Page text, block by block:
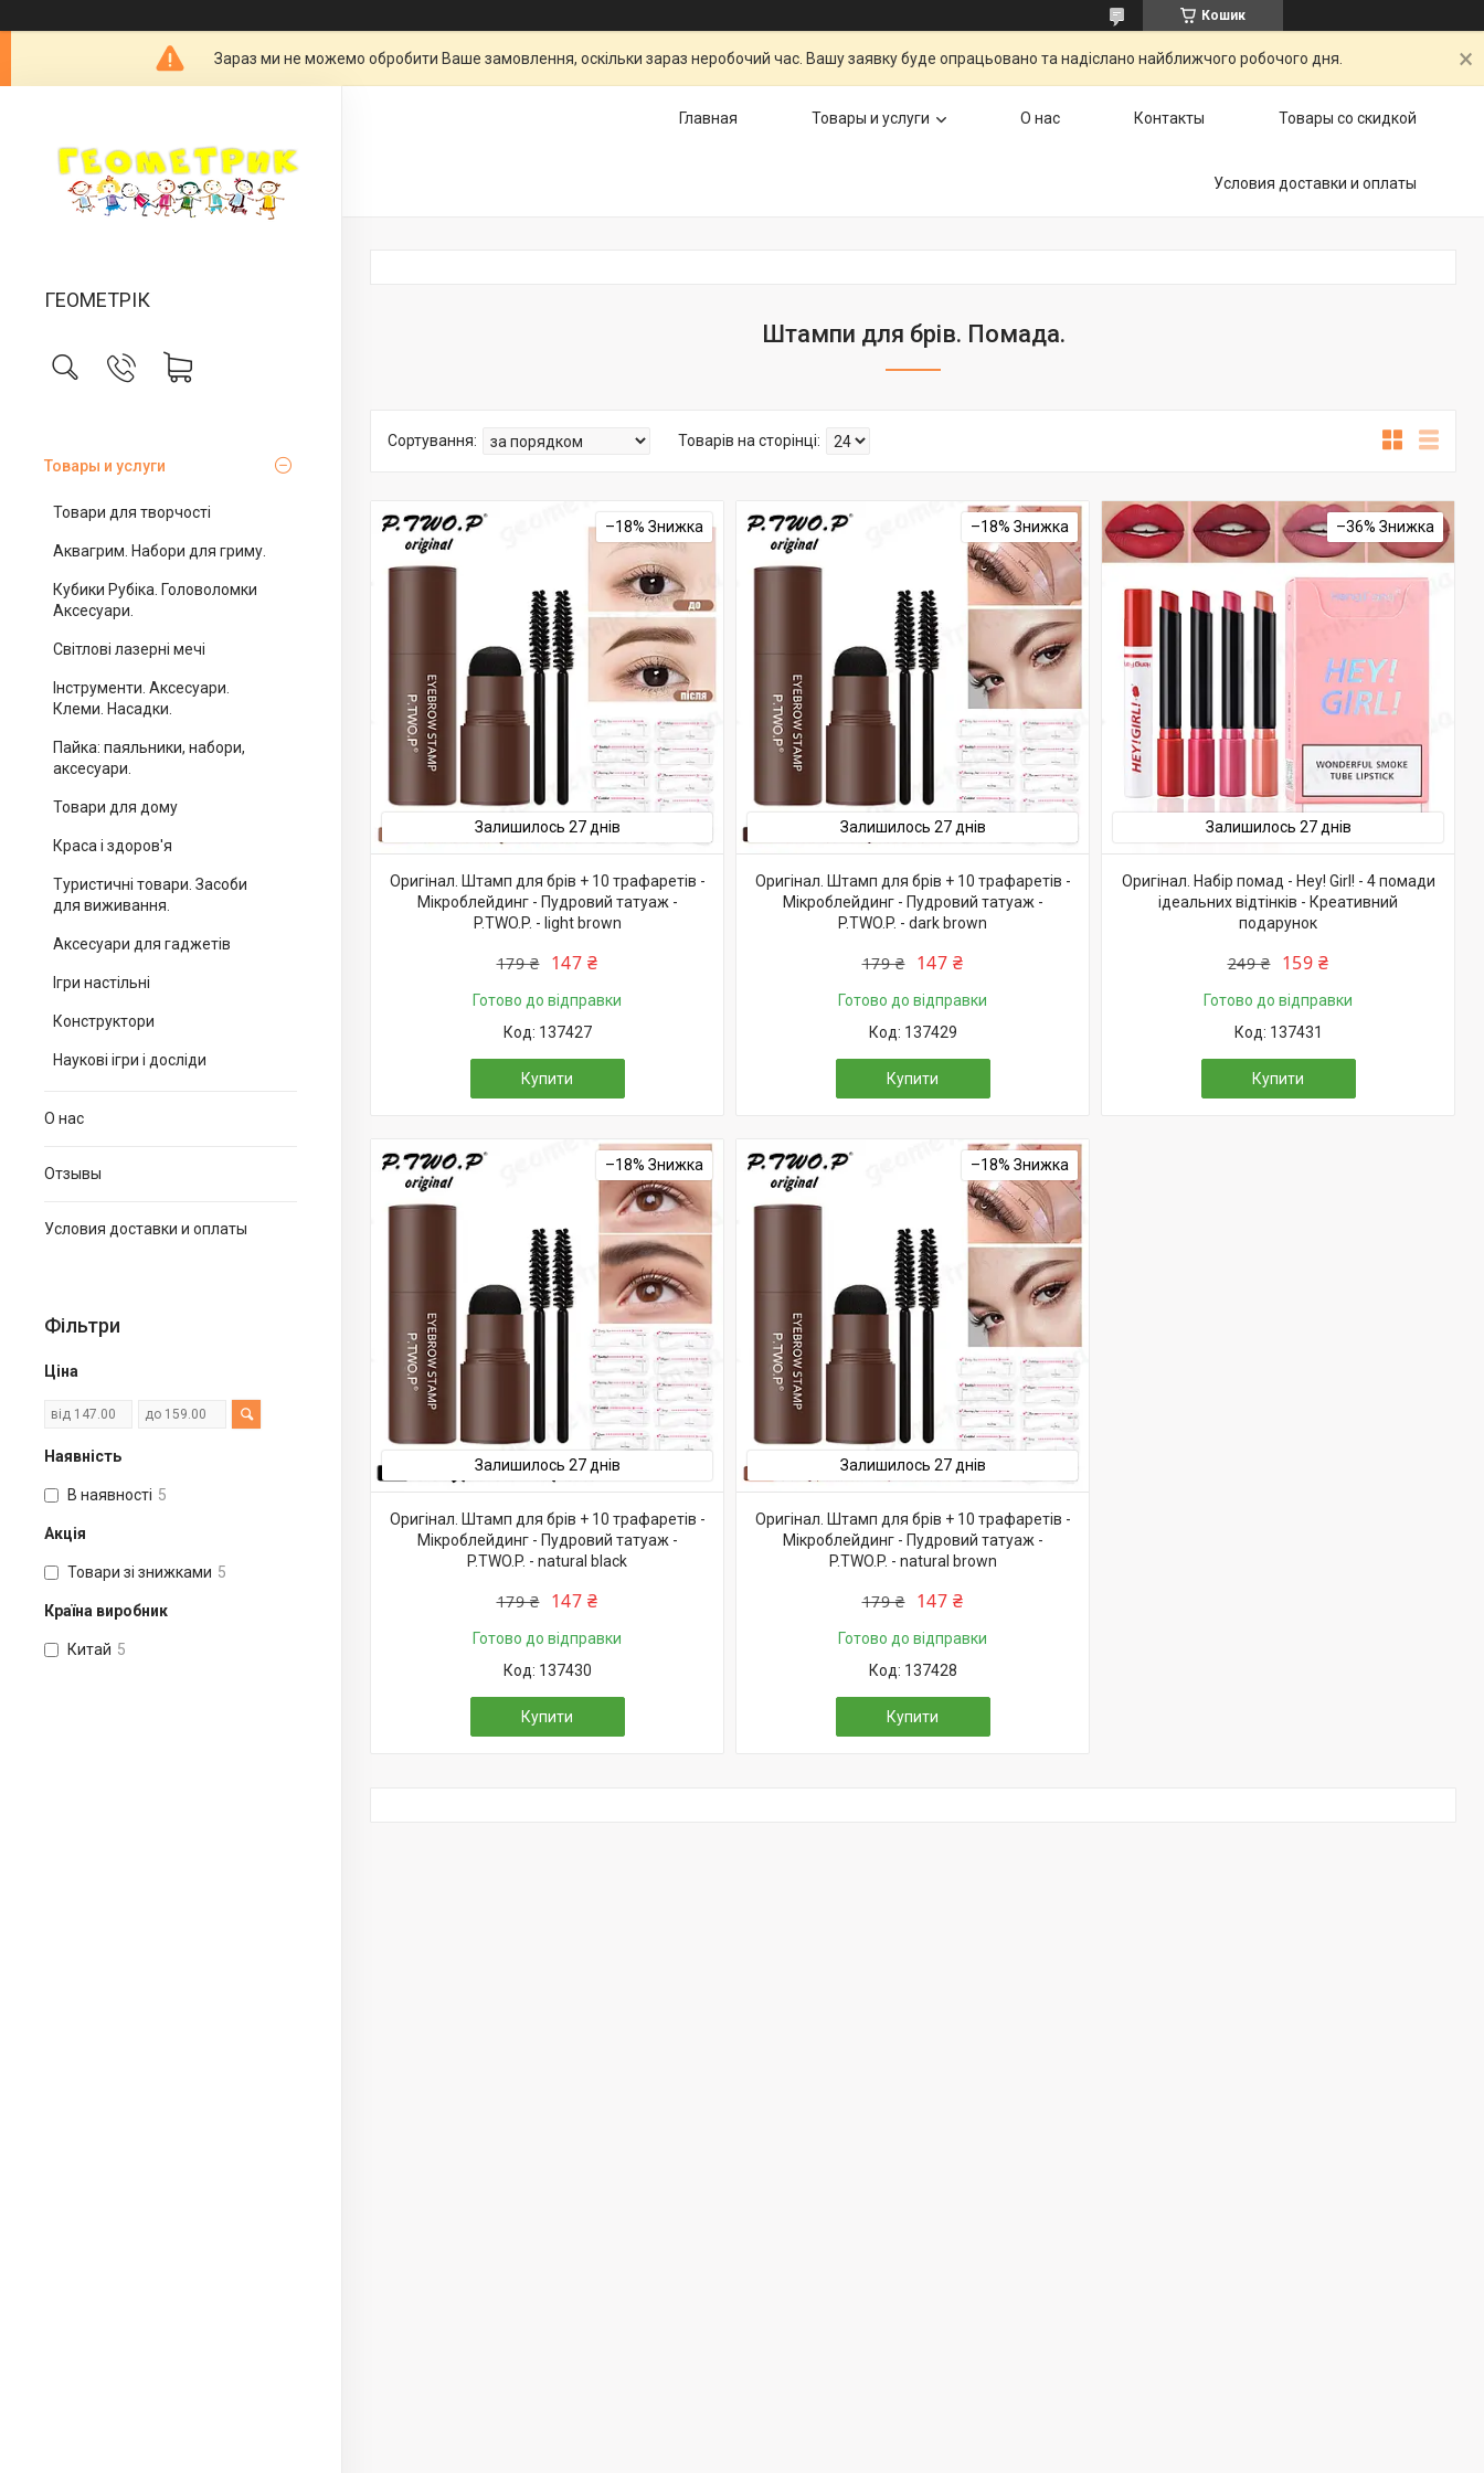
Кошик
Зараз ми не можемо обробити Ваше замовлення, оскільки зараз неробочий час. Вашу заявку буде опрацьовано та надіслано найближчого робочого дня.
ГЕОМЕТРІК
Товары и услуги
Товари для творчості
Аквагрим. Набори для гриму.
Кубики Рубіка. Головоломки
Аксесуари.
Світлові лазерні мечі
Інструменти. Аксесуари.
Клеми. Насадки.
Пайка: паяльники, набори,
аксесуари.
Товари для дому
Краса і здоров'я
Туристичні товари. Засоби
для виживання.
Аксесуари для гаджетів
Ігри настільні
Конструктори
Наукові ігри і досліди
О нас
Отзывы
Условия доставки и оплаты
Фільтри
Ціна
Наявність
В наявності 5
Акція
Товари зі знижками 5
Країна виробник
Китай 5
Главная Товары и услуги О нас Контакты Товары со скидкой
Условия доставки и оплаты
Штампи для брів. Помада.
–18%
Залишилось 27 днів
Оригінал. Штамп для брів + 10 трафаретів -
Мікроблейдинг - Пудровий татуаж -
P.TWO.P. - light brown
179 ₴ 147 ₴
Готово до відправки
137427
Купити
–18%
Залишилось 27 днів
Оригінал. Штамп для брів + 10 трафаретів -
Мікроблейдинг - Пудровий татуаж -
P.TWO.P. - dark brown
179 ₴ 147 ₴
Готово до відправки
137429
Купити
–36%
Залишилось 27 днів
Оригінал. Набір помад - Hey! Girl! - 4 помади
ідеальних відтінків - Креативний
подарунок
249 ₴ 159 ₴
Готово до відправки
137431
Купити
–18%
Залишилось 27 днів
Оригінал. Штамп для брів + 10 трафаретів -
Мікроблейдинг - Пудровий татуаж -
P.TWO.P. - natural black
179 ₴ 147 ₴
Готово до відправки
137430
Купити
–18%
Залишилось 27 днів
Оригінал. Штамп для брів + 10 трафаретів -
Мікроблейдинг - Пудровий татуаж -
P.TWO.P. - natural brown
179 ₴ 147 ₴
Готово до відправки
137428
Купити